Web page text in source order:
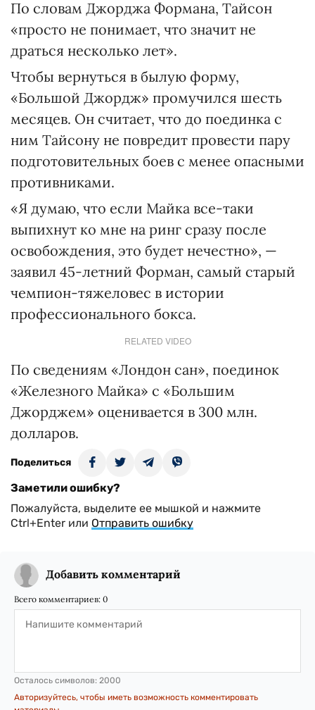
По словам Джорджа Формана, Тайсон
«просто не понимает, что значит не
драться несколько лет».
Чтобы вернуться в былую форму,
«Большой Джордж» промучился шесть
месяцев. Он считает, что до поединка с
ним Тайсону не повредит провести пару
подготовительных боев с менее опасными
противниками.
«Я думаю, что если Майка все-таки
выпихнут ко мне на ринг сразу после
освобождения, это будет нечестно», —
заявил 45-летний Форман, самый старый
чемпион-тяжеловес в истории
профессионального бокса.
RELATED VIDEO
По сведениям «Лондон сан», поединок
«Железного Майка» с «Большим
Джорджем» оценивается в 300 млн.
долларов.
Поделиться
Заметили ошибку?
Пожалуйста, выделите ее мышкой и нажмите
Ctrl+Enter или Отправить ошибку
Добавить комментарий
Всего комментариев: 0
Осталось символов: 2000
Авторизуйтесь, чтобы иметь возможность комментировать